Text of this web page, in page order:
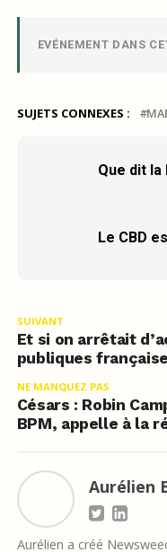
EVÉNEMENT DANS
SUJETS CONNEXES :
Que dit la
Le CBD
SUIVANT
Et si on arrêtait
publiques
NE MANQUEZ PAS
Césars : Robin
BPM, appelle à la
Aurélien
Aurélien a créé